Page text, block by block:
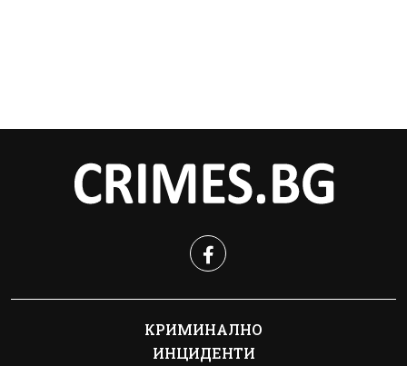
КРИМИНАЛНО
ИНЦИДЕНТИ